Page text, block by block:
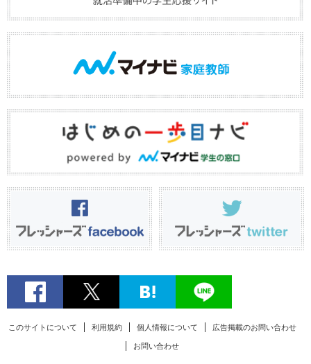
このサイトについて 利用規約 個人情報について 広告掲載のお問い合わせ
お問い合わせ